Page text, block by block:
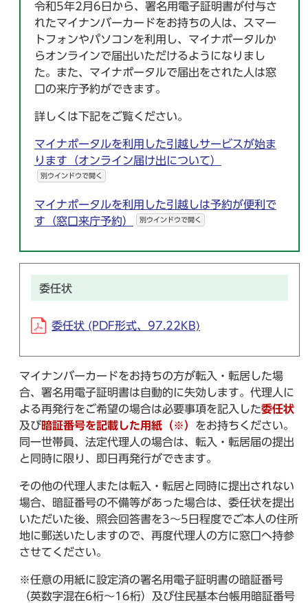
令和5年2月6日から、署名用電子証明書が付与さ
れたマイナンバーカードをお持ちの人は、スマー
トフォンやパソコンを利用し、マイナポータルか
らオンラインで届出いただけるようになりまし
た。また、マイナポータルで届出をされた人は窓
口の来庁予約ができます。
詳しくは下記をご覧ください。
マイナポータルを利用した引越しサービスが始ま
ります（オンライン届け出について）
別ウインドウで開く
マイナポータルを利用した引越しは予約が便利で
す（窓口来庁予約）
別ウインドウで開く
委任状
委任状 (PDF形式、97.22KB)
マイナンバーカードをお持ちの方が転入・転居した場
合、署名用電子証明書は自動的に失効します。代理人に
よる再発行をご希望の場合は必要事項を記入した委任状
及び暗証番号を記載した用紙（※） をお持ちください。
同一世帯員、法定代理人の場合は、転入・転居届の提出
と同時に限り、即日再発行ができます。
その他の代理人または転入・転居と同時に提出されない
場合、暗証番号の不備等があった場合は、委任状を提出
いただいた後、照会回答書を3～5日程度でご本人の住所
地に郵送いたしますので、再度代理人の方に窓口へ持参
させてください。
※任意の用紙に設定済の署名用電子証明書の暗証番号
（英数字混在6桁～16桁）及び住民基本台帳用暗証番号